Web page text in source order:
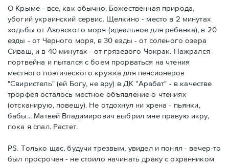
О Крыме - все, как обычно. Божественная природа,
убогий украинский сервис. Щелкино - место в 2 минутах
ходьбы от Азовского моря (идеальное для ребенка), в 20
езды - от Черного моря, в 30 езды - от соленого озера
Сиваш, и в 40 минутах - от грязевого Чокрак. Нажрался
портвейна и пытался с боем прорваться на чтения
местного поэтического кружка для пенсионеров
"Свиристель" (ей Богу, не вру) в ДК "Арабат" - в качестве
трорфея осталось местное объявление о чтениях
(отсканирую, повешу). Не отдохнул ни хрена - пьянки,
бабы... Матвей Владимирович выбрил мне правую икру,
пока я спал. Растет.
PS. Только щас, будучи трезвым, увидел и понял - вечер-то
был просрочен - не стоило начинать драку с охранником